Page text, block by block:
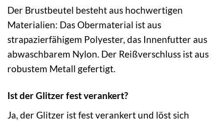
Der Brustbeutel besteht aus hochwertigen
Materialien: Das Obermaterial ist aus
strapazierfähigem Polyester, das Innenfutter aus
abwaschbarem Nylon. Der Reißverschluss ist aus
robustem Metall gefertigt.
Ist der Glitzer fest verankert?
Ja, der Glitzer ist fest verankert und löst sich